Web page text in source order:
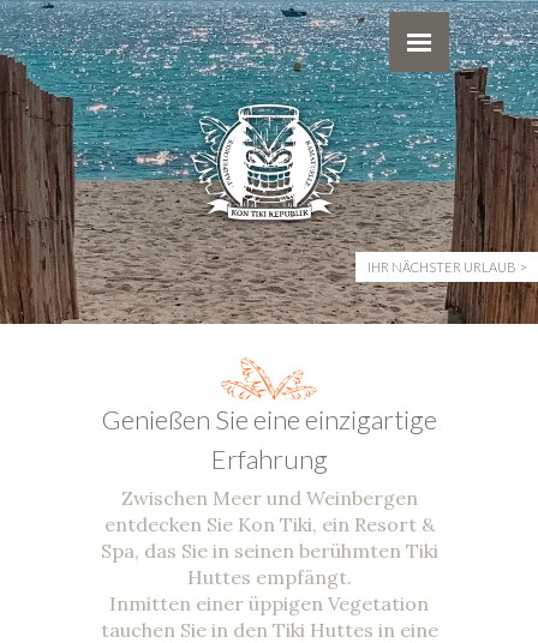
IHR NÄCHSTER URLAUB
Genießen Sie eine einzigartige
Erfahrung
Zwischen Meer und Weinbergen
entdecken Sie Kon Tiki, ein Resort &
Spa, das Sie in seinen berühmten Tiki
Huttes empfängt.
Inmitten einer üppigen Vegetation
tauchen Sie in den Tiki Huttes in eine